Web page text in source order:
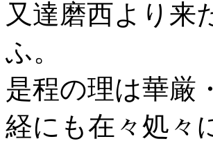
又達磨西より来
ふ。
是程の理は華厳
経にも在々処々